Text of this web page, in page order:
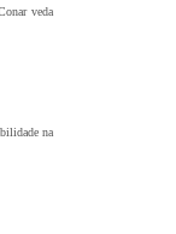
veda
na